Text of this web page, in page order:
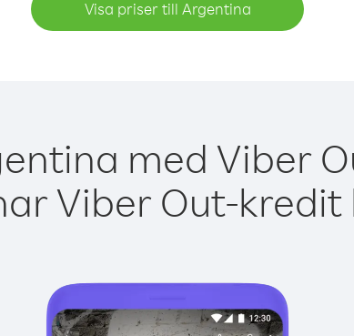
Visa priser till Argentina
med Viber
Viber Out-kredit